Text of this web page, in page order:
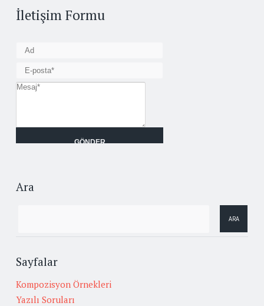
İletişim Formu
Ara
Sayfalar
Kompozisyon Örnekleri
Yazılı Soruları